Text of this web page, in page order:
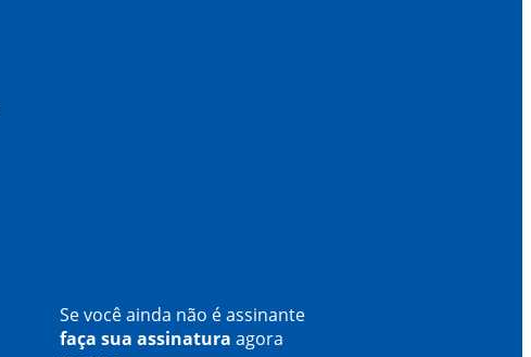
Se você ainda não é assinante
faça sua assinatura agora